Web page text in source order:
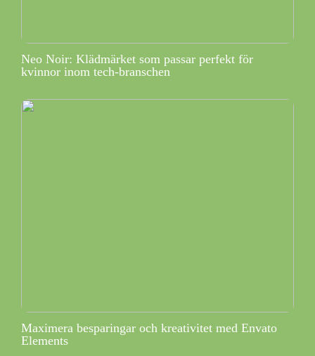
Neo Noir: Klädmärket som passar perfekt för
kvinnor inom tech-branschen
Maximera besparingar och kreativitet med Envato
Elements